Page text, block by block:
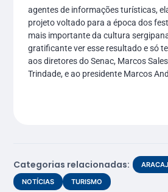
agentes de informações turísticas,
projeto voltado para a época dos
mais importante da cultura
gratificante ver esse resultado e só
aos diretores do Senac, Marcos
Trindade, e ao presidente Marcos
Categorias relacionadas:
NOTÍCIAS
TURISMO